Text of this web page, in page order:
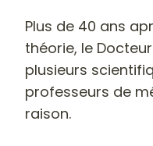
Plus de 40 ans
théorie, le
plusieurs
professeurs de
raison.